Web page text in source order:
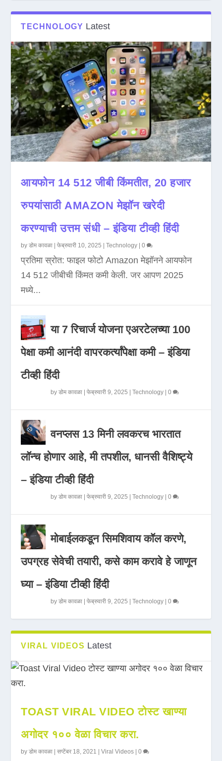
TECHNOLOGY Latest
आयफोन 14 512 जीबी किंमतीत, 20 हजार
रुपयांसाठी AMAZON मेझॉन खरेदी
करण्याची उत्तम संधी – इंडिया टीव्ही हिंदी
byडोम कावळा |फेब्रुवारी 10, 2025 |Technology |0
प्रतिमा स्रोत: फाइल फोटो Amazon मेझॉनने आयफोन
14 512 जीबीची किंमत कमी केली. जर आपण 2025
मध्ये...
या 7 रिचार्ज योजना एअरटेलच्या 100
पेक्षा कमी आनंदी वापरकर्त्यांपेक्षा कमी – इंडिया
टीव्ही हिंदी
byडोम कावळा |फेब्रुवारी 9, 2025 |Technology |0
वनप्लस 13 मिनी लवकरच भारतात
लॉन्च होणार आहे, मी तपशील, धानसी वैशिष्ट्ये
– इंडिया टीव्ही हिंदी
byडोम कावळा |फेब्रुवारी 9, 2025 |Technology |0
मोबाईलकडून सिमशिवाय कॉल करणे,
उपग्रह सेवेची तयारी, कसे काम करावे हे जाणून
घ्या – इंडिया टीव्ही हिंदी
byडोम कावळा |फेब्रुवारी 9, 2025 |Technology |0
VIRAL VIDEOS Latest
TOAST VIRAL VIDEO टोस्ट खाण्या
अगोदर १०० वेळा विचार करा.
byडोम कावळा |सप्टेंबर 18, 2021 |Viral Videos |0